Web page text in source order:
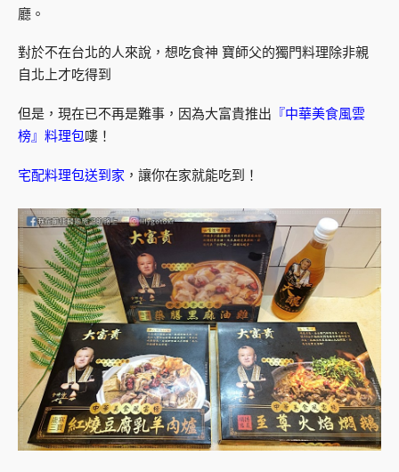
廳。
對於不在台北的人來說，想吃食神 寶師父的獨門料理除非親
自北上才吃得到
但是，現在已不再是難事，因為大富貴推出 『中華美食風雲
榜』料理包嘍！
宅配料理包送到家 ，讓你在家就能吃到！